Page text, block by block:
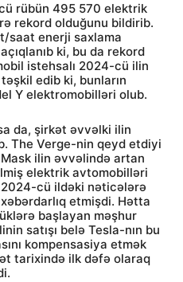
rübün 495 570 elektrik
rekord olduğunu bildirib.
saat enerji saxlama
ki, bu da rekord
istehsalı 2024-cü ilin
edib ki, bunların
Y elektromobilləri olub.
da, şirkət əvvəlki ilin
The Verge-nin qeyd etdiyi
ilin əvvəlində artan
elektrik avtomobilləri
2024-cü ildəki nəticələrə
etmişdi. Hətta
başlayan məşhur
satışı belə Tesla-nın bu
kompensasiya etmək
tarixində ilk dəfə olaraq